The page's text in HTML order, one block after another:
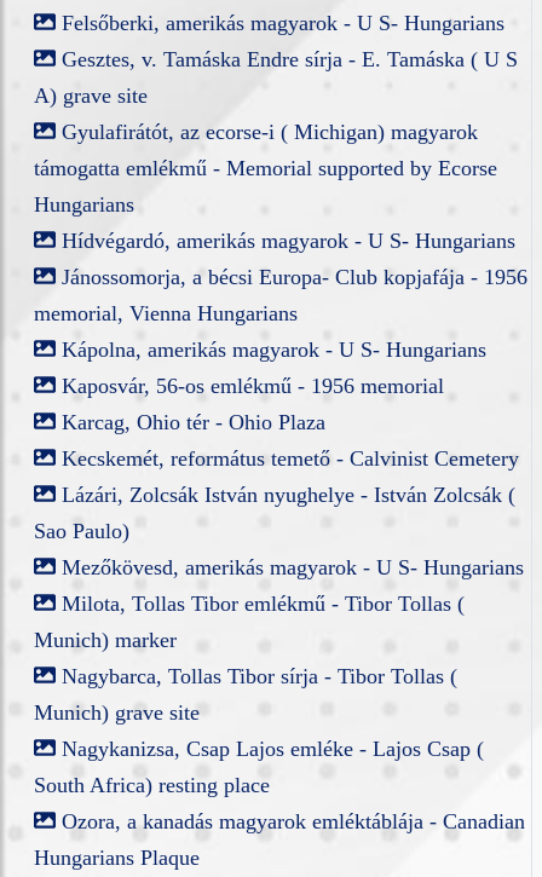
Felsőberki, amerikás magyarok - U S- Hungarians
Gesztes, v. Tamáska Endre sírja - E. Tamáska ( U S
A) grave site
Gyulafirátót, az ecorse-i ( Michigan) magyarok
támogatta emlékmű - Memorial supported by Ecorse
Hungarians
Hídvégardó, amerikás magyarok - U S- Hungarians
Jánossomorja, a bécsi Europa- Club kopjafája - 1956
memorial, Vienna Hungarians
Kápolna, amerikás magyarok - U S- Hungarians
Kaposvár, 56-os emlékmű - 1956 memorial
Karcag, Ohio tér - Ohio Plaza
Kecskemét, református temető - Calvinist Cemetery
Lázári, Zolcsák István nyughelye - István Zolcsák (
Sao Paulo)
Mezőkövesd, amerikás magyarok - U S- Hungarians
Milota, Tollas Tibor emlékmű - Tibor Tollas (
Munich) marker
Nagybarca, Tollas Tibor sírja - Tibor Tollas (
Munich) grave site
Nagykanizsa, Csap Lajos emléke - Lajos Csap (
South Africa) resting place
Ozora, a kanadás magyarok emléktáblája - Canadian
Hungarians Plaque